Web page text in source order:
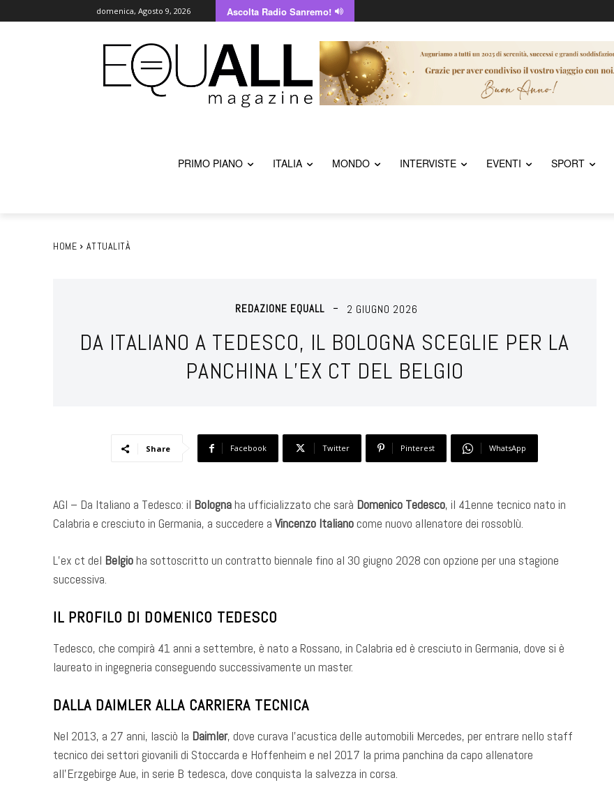
domenica, Agosto 9, 2026 Ascolta Radio Sanremo!
PRIMO PIANO ITALIA MONDO INTERVISTE EVENTI SPORT
HOME ATTUALITÀ
REDAZIONE EQUALL 2 GIUGNO 2026
DA ITALIANO A TEDESCO, IL BOLOGNA SCEGLIE PER LA
PANCHINA L’EX CT DEL BELGIO
Share Facebook Twitter Pinterest WhatsApp
AGI – Da Italiano a Tedesco: il Bolognaha ufficializzato che sarà Domenico Tedesco, il 41enne tecnico nato in
Calabria e cresciuto in Germania, a succedere a Vincenzo Italianocome nuovo allenatore dei rossoblù.
L’ex ct del Belgioha sottoscritto un contratto biennale fino al 30 giugno 2028 con opzione per una stagione
successiva.
IL PROFILO DI DOMENICO TEDESCO
Tedesco, che compirà 41 anni a settembre, è nato a Rossano, in Calabria ed è cresciuto in Germania, dove si è
laureato in ingegneria conseguendo successivamente un master.
DALLA DAIMLER ALLA CARRIERA TECNICA
Nel 2013, a 27 anni, lasciò la Daimler, dove curava l’acustica delle automobili Mercedes, per entrare nello staff
tecnico dei settori giovanili di Stoccarda e Hoffenheim e nel 2017 la prima panchina da capo allenatore
all’Erzgebirge Aue, in serie B tedesca, dove conquista la salvezza in corsa.